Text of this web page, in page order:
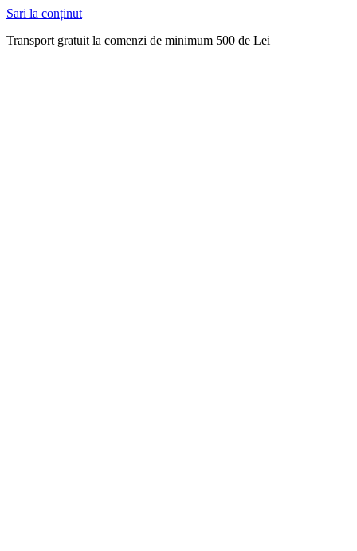
Sari la conținut
Transport gratuit la comenzi de minimum 500 de Lei